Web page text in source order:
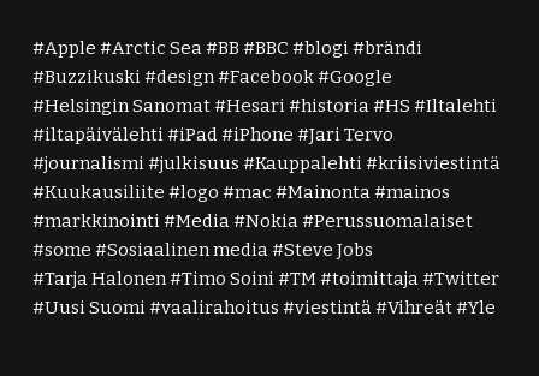
Apple Arctic Sea BB BBC blogi
brändi
Buzzikuski
design Facebook
Google
Helsingin Sanomat
Hesari historia HS
Iltalehti
iltapäivälehti
iPad iPhone
Jari Tervo
journalismi
julkisuus Kauppalehti
kriisiviestintä
Kuukausiliite
logo mac Mainonta
mainos
markkinointi
Media Nokia
Perussuomalaiset
some
Sosiaalinen media
Steve Jobs
Tarja Halonen
Timo Soini TM toimittaja
Twitter
Uusi Suomi
vaalirahoitus viestintä Vihreät Yle